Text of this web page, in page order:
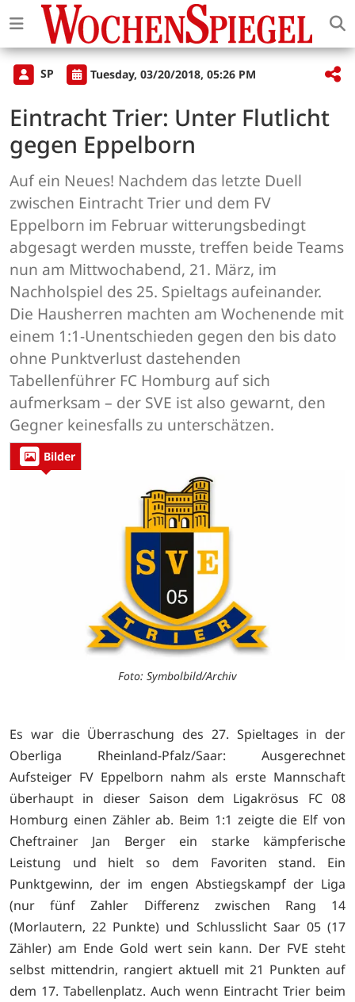
SP Tuesday, 03/20/2018, 05:26 PM
Eintracht Trier: Unter Flutlicht
gegen Eppelborn
Auf ein Neues! Nachdem das letzte Duell
zwischen Eintracht Trier und dem FV
Eppelborn im Februar witterungsbedingt
abgesagt werden musste, treffen beide Teams
nun am Mittwochabend, 21. März, im
Nachholspiel des 25. Spieltags aufeinander.
Die Hausherren machten am Wochenende mit
einem 1:1-Unentschieden gegen den bis dato
ohne Punktverlust dastehenden
Tabellenführer FC Homburg auf sich
aufmerksam – der SVE ist also gewarnt, den
Gegner keinesfalls zu unterschätzen.
Bilder
Foto: Symbolbild/Archiv
Es war die Überraschung des 27. Spieltages in der
Oberliga Rheinland-Pfalz/Saar: Ausgerechnet
Aufsteiger FV Eppelborn nahm als erste Mannschaft
überhaupt in dieser Saison dem Ligakrösus FC 08
Homburg einen Zähler ab. Beim 1:1 zeigte die Elf von
Cheftrainer Jan Berger ein starke kämpferische
Leistung und hielt so dem Favoriten stand. Ein
Punktgewinn, der im engen Abstiegskampf der Liga
(nur fünf Zahler Differenz zwischen Rang 14
(Morlautern, 22 Punkte) und Schlusslicht Saar 05 (17
Zähler) am Ende Gold wert sein kann. Der FVE steht
selbst mittendrin, rangiert aktuell mit 21 Punkten auf
dem 17. Tabellenplatz. Auch wenn Eintracht Trier beim